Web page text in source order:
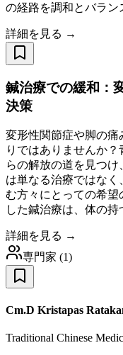
の経路を調和とバラン
詳細を見る →
鍼治療での緩和：
決策
変形性関節症や脚の
りではありませんか
らの解放の道を見つ
は単なる治療ではな
む方々にとっての希
した鍼治療は、体の持
詳細を見る →
専門家 (1)
Cm.D Kristapas
Traditional Chinese